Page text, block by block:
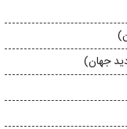
جهان)